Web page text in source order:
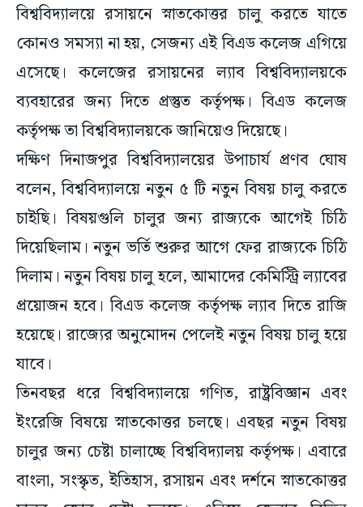
বিশ্ববিদ্যালয়ে রসায়নে স্নাতকোত্তর চালু করতে যাতে
কোনও সমস্যা না হয়, সেজন্য এই বিএড কলেজ এগিয়ে
এসেছে। কলেজের রসায়নের ল্যাব বিশ্ববিদ্যালয়কে
ব্যবহারের জন্য দিতে প্রস্তুত কর্তৃপক্ষ। বিএড কলেজ
কর্তৃপক্ষ তা বিশ্ববিদ্যালয়কে জানিয়েও দিয়েছে।
দক্ষিণ দিনাজপুর বিশ্ববিদ্যালয়ের উপাচার্য প্রণব ঘোষ
বলেন, বিশ্ববিদ্যালয়ে নতুন ৫ টি নতুন বিষয় চালু করতে
চাইছি। বিষয়গুলি চালুর জন্য রাজ্যকে আগেই চিঠি
দিয়েছিলাম। নতুন ভর্তি শুরুর আগে ফের রাজ্যকে চিঠি
দিলাম। নতুন বিষয় চালু হলে, আমাদের কেমিস্ট্রি ল্যাবের
প্রয়োজন হবে। বিএড কলেজ কর্তৃপক্ষ ল্যাব দিতে রাজি
হয়েছে। রাজ্যের অনুমোদন পেলেই নতুন বিষয় চালু হয়ে
যাবে।
তিনবছর ধরে বিশ্ববিদ্যালয়ে গণিত, রাষ্ট্রবিজ্ঞান এবং
ইংরেজি বিষয়ে স্নাতকোত্তর চলছে। এবছর নতুন বিষয়
চালুর জন্য চেষ্টা চালাচ্ছে বিশ্ববিদ্যালয় কর্তৃপক্ষ। এবারে
বাংলা, সংস্কৃত, ইতিহাস, রসায়ন এবং দর্শনে স্নাতকোত্তর